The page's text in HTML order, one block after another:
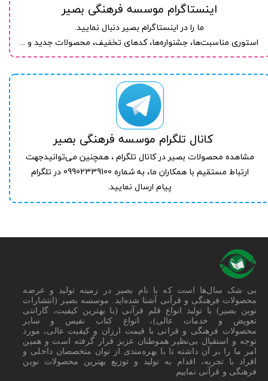
اینستاگرام موسسه فرهنگی بصیر​​​​​​​
ما را در اینستاگرام بصیر دنبال نمایید.
​​​​​​​استوری مناسبت‌ها، جشنواره‌ها، کدهای تخفیف، محصولات جدید و ...
مشاهده محصولات بصیر در کانال تلگرام ، همچنین می‌توانیدجهت
ارتباط مستقیم با همکاران ما، به شماره 09902339100 در تلگرام
پیام ارسال نمایید.
کانال تلگرام موسسه فرهنگی بصیر​​​​​​​
بی شک سال‌ها است که با نام بصیر در زمینه تولید و عرضه
محصولات فرهنگی و قرآنی آشنا شده‌اید. موسسه بصیر (انتشارات
نوین بصیر) با تولید انواع قلم قرآنی (با بهترین کیفیت، گارانتی
تعویض و خدمات عالی)، انواع کتاب نفیس و سایر
محصولات فرهنگی و قرانی با قیمت ارزان و کیفیت عالی، مورد
توجه و استقبال بی‌نظیر هموطنان عزیز قرار گرفته است و همین
امر ما را بر آن داشته تا با بهره‌مندی از توان متخصصان داخلی و
افراد با تجربه، اقدام به تولید و توزیع بهترین محصولات نوین
فرهنگی و قرآنی نماییم.